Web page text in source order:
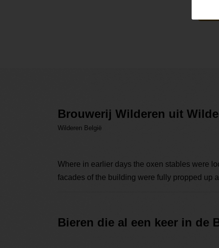
Brouwerij Wilderen uit
Wilderen België
Where in earlier days the oxen stables were
facades of the building were fully propped up
Bieren die al een keer in de